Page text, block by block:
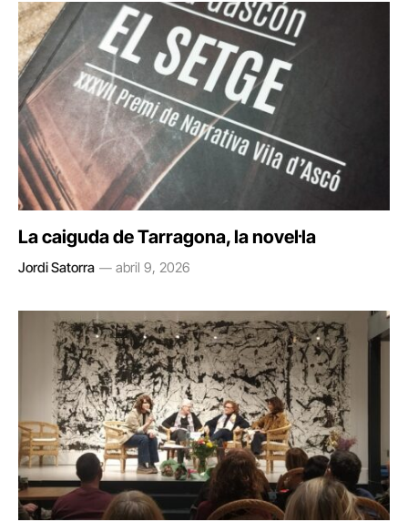
La caiguda de Tarragona, la novel·la
Jordi Satorra abril 9, 2026